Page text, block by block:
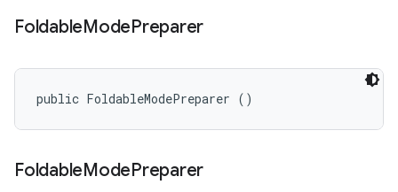
FoldableModePreparer
public FoldableModePreparer ()
FoldableModePreparer